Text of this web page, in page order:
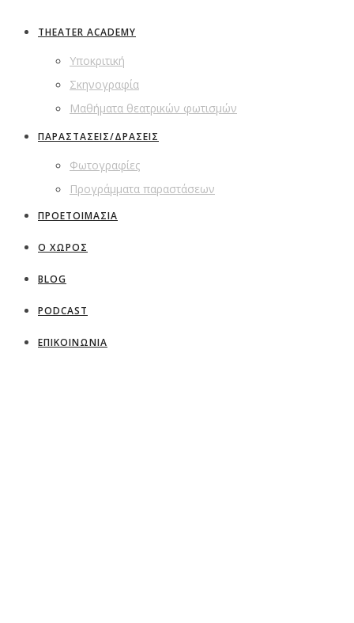
THEATER ACADEMY
Υποκριτική
Σκηνογραφία
Μαθήματα θεατρικών φωτισμών
ΠΑΡΑΣΤΑΣΕΙΣ/ΔΡΑΣΕΙΣ
Φωτογραφίες
Προγράμματα παραστάσεων
ΠΡΟΕΤΟΙΜΑΣΙΑ
Ο ΧΩΡΟΣ
BLOG
PODCAST
ΕΠΙΚΟΙΝΩΝΙΑ